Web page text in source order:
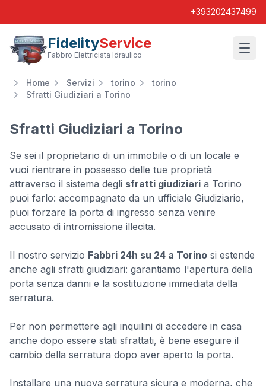
+393202437499
FidelityService
Fabbro Elettricista Idraulico
Home Servizi torino
torino
Sfratti Giudiziari a Torino
Sfratti Giudiziari a Torino
Se sei il proprietario di un immobile o di un locale e
vuoi rientrare in possesso delle tue proprietà
attraverso il sistema degli sfratti giudiziari a Torino
puoi farlo: accompagnato da un ufficiale Giudiziario,
puoi forzare la porta di ingresso senza venire
accusato di intromissione illecita.
Il nostro servizio Fabbri 24h su 24 a Torino si estende
anche agli sfratti giudiziari: garantiamo l'apertura della
porta senza danni e la sostituzione immediata della
serratura.
Per non permettere agli inquilini di accedere in casa
anche dopo essere stati sfrattati, è bene eseguire il
cambio della serratura dopo aver aperto la porta.
Installare una nuova serratura sicura e moderna, che